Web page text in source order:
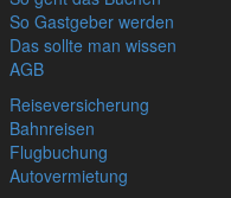
So Gastgeber werden
Das sollte man wissen
AGB
Reiseversicherung
Bahnreisen
Flugbuchung
Autovermietung